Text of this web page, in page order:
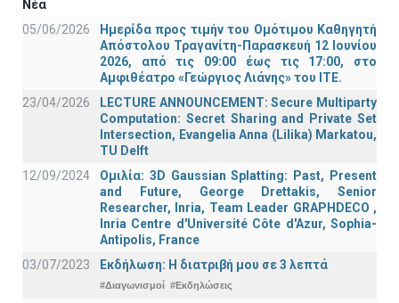
Νέα
05/06/2026
Ημερίδα προς τιμήν του Ομότιμου Καθηγητή
Απόστολου Τραγανίτη-Παρασκευή 12 Ιουνίου
2026, από τις 09:00 έως τις 17:00, στο
Αμφιθέατρο «Γεώργιος Λιάνης» του ΙΤΕ.
23/04/2026
LECTURE ANNOUNCEMENT: Secure Multiparty
Computation: Secret Sharing and Private Set
Intersection, Evangelia Anna (Lilika) Markatou,
TU Delft
12/09/2024
Ομιλία: 3D Gaussian Splatting: Past, Present
and Future, George Drettakis, Senior
Researcher, Inria, Team Leader GRAPHDECO ,
Inria Centre d'Université Côte d'Azur, Sophia-
Antipolis, France
03/07/2023
Εκδήλωση: Η διατριβή μου σε 3 λεπτά
#Διαγωνισμοί #Εκδηλώσεις